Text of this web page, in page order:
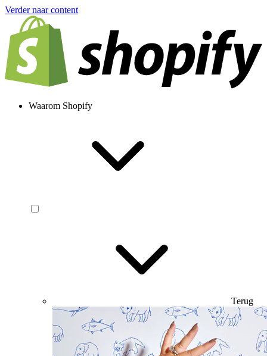
Verder naar content
Waarom Shopify
Terug